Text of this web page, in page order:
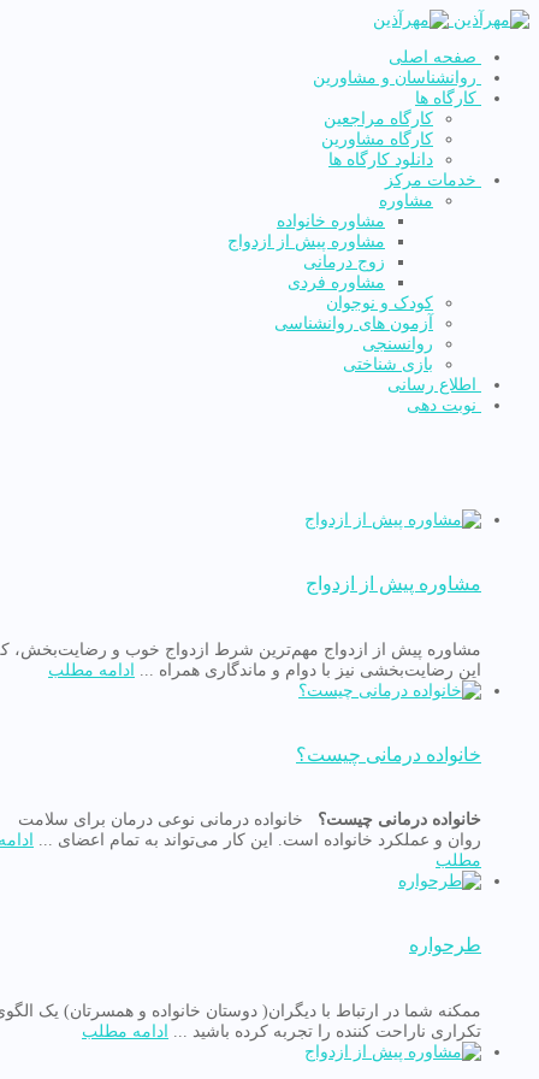
صفحه اصلی
روانشناسان و مشاورین
کارگاه ها
کارگاه مراجعین
کارگاه مشاورین
دانلود کارگاه ها
خدمات مرکز
مشاوره
مشاوره خانواده
مشاوره پیش از ازدواج
زوج درمانی
مشاوره فردی
کودک و نوجوان
آزمون های روانشناسی
روانسنجی
بازی شناختی
اطلاع رسانی
نوبت دهی
مشاوره پیش از ازدواج
مشاوره پیش از ازدواج مهم‌ترین شرط ازدواج خوب و رضایت‌بخش، که
این رضایت‌بخشی نیز با دوام و ماندگاری همراه ...
ادامه مطلب
خانواده درمانی چیست؟
خانواده درمانی چیست؟خانواده درمانی نوعی درمان برای سلامت
روان و عملکرد خانواده است. این کار می‌تواند به تمام اعضای ...ادامه
مطلب
طرحواره
ممکنه شما در ارتباط با دیگران( دوستان خانواده و همسرتان) یک الگوی
تکراری ناراحت کننده را تجربه کرده باشید ...
ادامه مطلب